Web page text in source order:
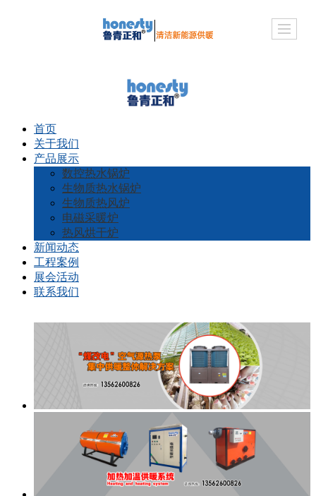
首页
关于我们
产品展示
数控热水锅炉
生物质热水锅炉
生物质热风炉
电磁采暖炉
热风烘干炉
新闻动态
工程案例
展会活动
联系我们